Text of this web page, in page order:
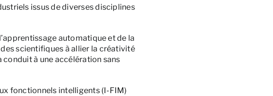
issus de diverses disciplines
automatique et de la
scientifiques à allier la créativité
conduit à une accélération sans
fonctionnels intelligents (I-FIM)